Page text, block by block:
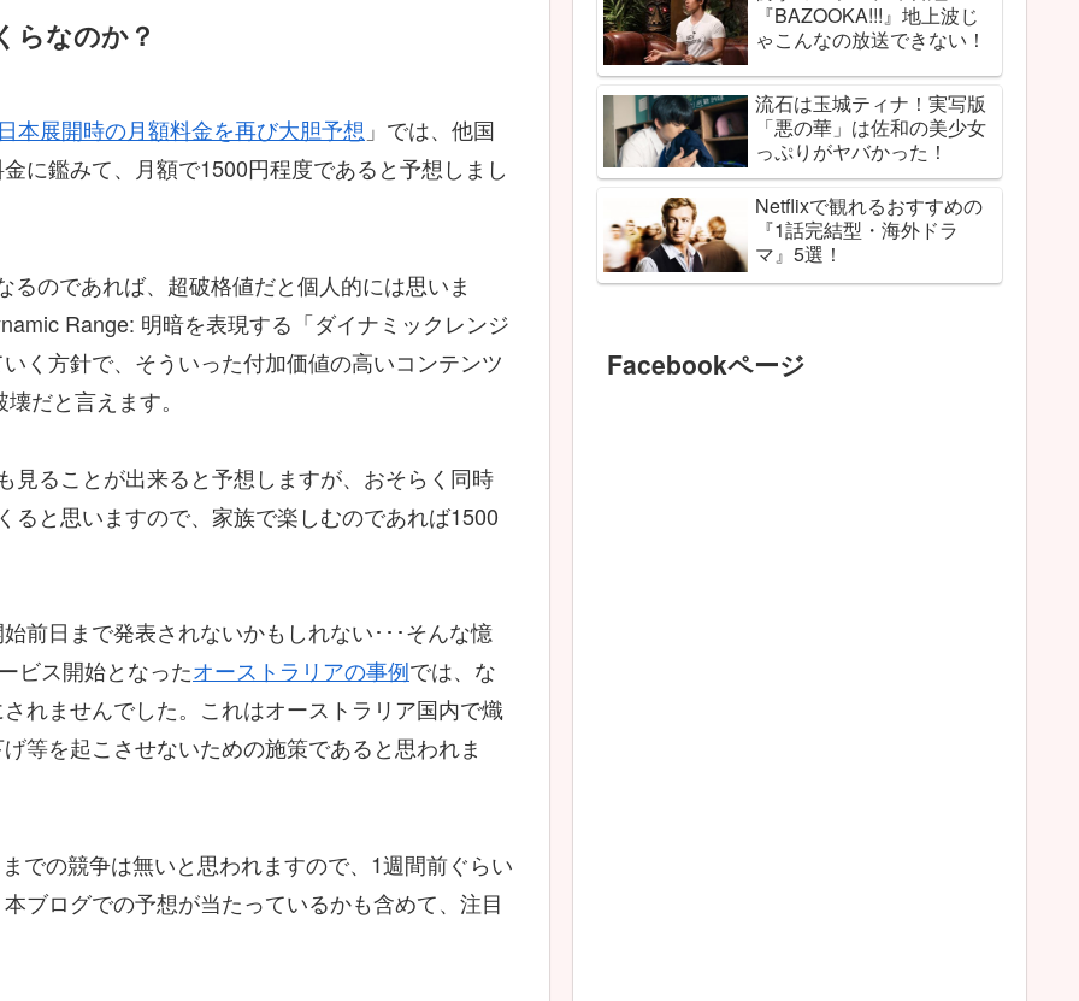
らなのか？
本展開時の月額料金を再び大胆予想 」では、他国
に鑑みて、月額で1500円程度であると予想しまし
のであれば、超破格値だと個人的には思いま
Range: 明暗を表現する「ダイナミックレンジ
く方針で、そういった付加価値の高いコンテンツ
だと言えます。
見ることが出来ると予想しますが、おそらく同時
と思いますので、家族で楽しむのであれば1500
前日まで発表されないかもしれない･･･そんな憶
ビス開始となったオーストラリアの事例では、な
れませんでした。これはオーストラリア国内で熾
等を起こさせないための施策であると思われま
での競争は無いと思われますので、1週間前ぐらい
ブログでの予想が当たっているかも含めて、注目
『BAZOOKA!!!』地上波じ
ゃこんなの放送できない！
流石は玉城ティナ！実写版
「悪の華」は佐和の美少女
っぷりがヤバかった！
Netflixで観れるおすすめの
『1話完結型・海外ドラ
マ』5選！
Facebookページ